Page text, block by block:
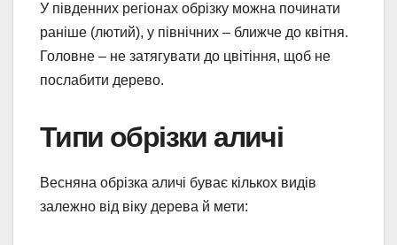
У південних регіонах обрізку можна починати
раніше (лютий), у північних – ближче до квітня.
Головне – не затягувати до цвітіння, щоб не
послабити дерево.
Типи обрізки аличі
Весняна обрізка аличі буває кількох видів
залежно від віку дерева й мети: